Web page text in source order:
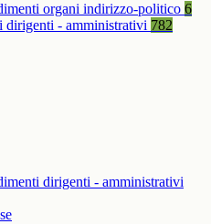
organi indirizzo-politico 6
dirigenti - amministrativi 782
dirigenti - amministrativi